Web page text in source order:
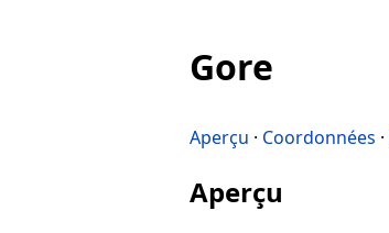
Gore
Aperçu · Coordonnées ·
Aperçu